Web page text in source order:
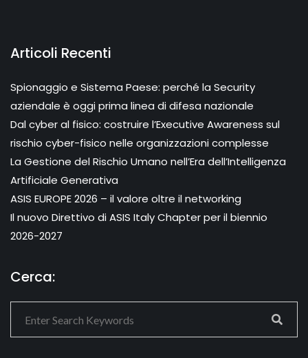
Articoli Recenti
Spionaggio e Sistema Paese: perché la Security
aziendale è oggi prima linea di difesa nazionale
Dal cyber al fisico: costruire l’Executive Awareness sul
rischio cyber-fisico nelle organizzazioni complesse
La Gestione del Rischio Umano nell’Era dell’Intelligenza
Artificiale Generativa
ASIS EUROPE 2026 – il valore oltre il networking
Il nuovo Direttivo di ASIS Italy Chapter per il biennio
2026-2027
Cerca: